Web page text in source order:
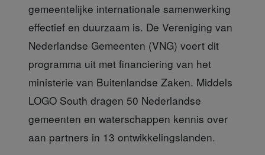
gemeentelijke internationale samenwerking
effectief en duurzaam is. De Vereniging van
Nederlandse Gemeenten (VNG) voert dit
programma uit met financiering van het
ministerie van Buitenlandse Zaken. Middels
LOGO South dragen 50 Nederlandse
gemeenten en waterschappen kennis over
aan partners in 13 ontwikkelingslanden.